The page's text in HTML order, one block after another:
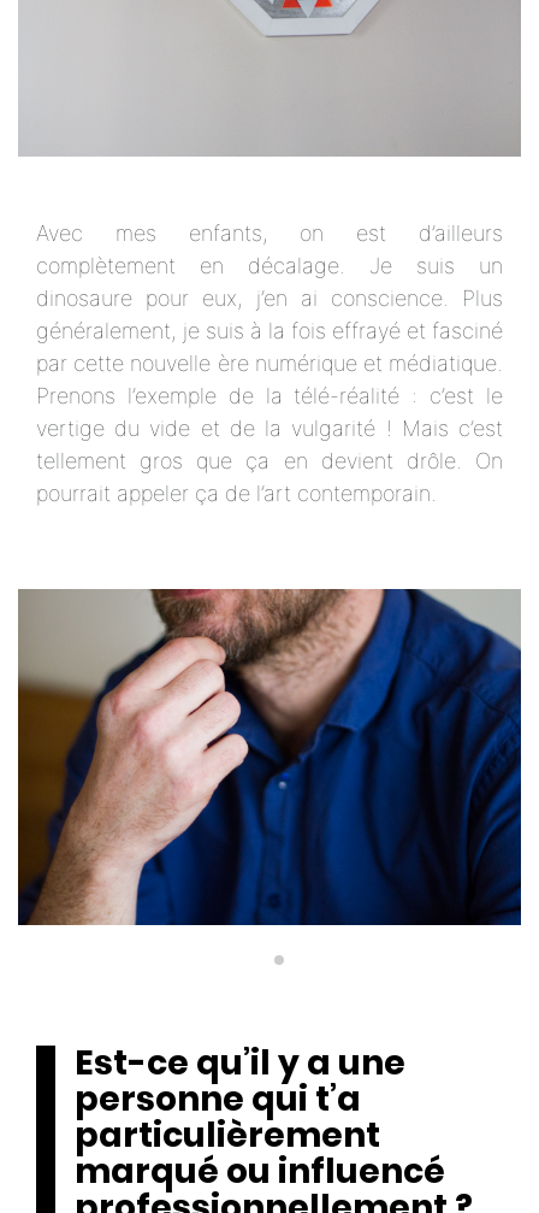
Avec mes enfants, on est d’ailleurs
complètement en décalage. Je suis un
dinosaure pour eux, j’en ai conscience. Plus
généralement, je suis à la fois effrayé et fasciné
par cette nouvelle ère numérique et médiatique.
Prenons l’exemple de la télé-réalité : c’est le
vertige du vide et de la vulgarité ! Mais c’est
tellement gros que ça en devient drôle. On
pourrait appeler ça de l’art contemporain.
Est-ce qu’il y a une
personne qui t’a
particulièrement
marqué ou influencé